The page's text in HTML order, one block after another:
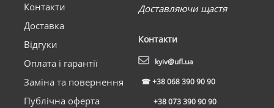
Контакти
Доставка
Відгуки
Оплата і гарантії
Заміна та повернення
Публічна оферта
Доставляючи щастя
Контакти
kyiv@ufl.ua
☎+38 068 390 90 90
+38 073 390 90 90